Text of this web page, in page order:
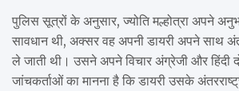
पुलिस सूत्रों के अनुसार, ज्योति मल्होत्रा ​​अपने
सावधान थी, अक्सर वह अपनी डायरी अपने साथ
ले जाती थी। उसने अपने विचार अंग्रेजी और हिंदी
जांचकर्ताओं का मानना ​​है कि डायरी उसके